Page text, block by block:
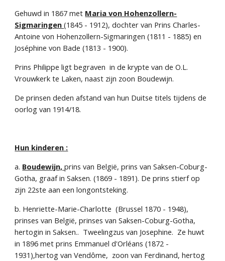
Gehuwd in 1867 met Maria von Hohenzollern-
Sigmaringen (1845 - 1912), dochter van Prins Charles-
Antoine von Hohenzollern-Sigmaringen (1811 - 1885) en
Joséphine von Bade (1813 - 1900).
Prins Philippe ligt begraven  in de krypte van de O.L.
Vrouwkerk te Laken, naast zijn zoon Boudewijn.
De prinsen deden afstand van hun Duitse titels tijdens de
oorlog van 1914/18.
Hun kinderen :
a. Boudewijn, prins van België, prins van Saksen-Coburg-
Gotha, graaf in Saksen. (1869 - 1891). De prins stierf op
zijn 22ste aan een longontsteking.
b. Henriette-Marie-Charlotte  (Brussel 1870 - 1948),
prinses van België, prinses van Saksen-Coburg-Gotha,
hertogin in Saksen..  Tweelingzus van Josephine.  Ze huwt
in 1896 met prins Emmanuel d'Orléans (1872 -
1931),hertog van Vendôme,  zoon van Ferdinand, hertog